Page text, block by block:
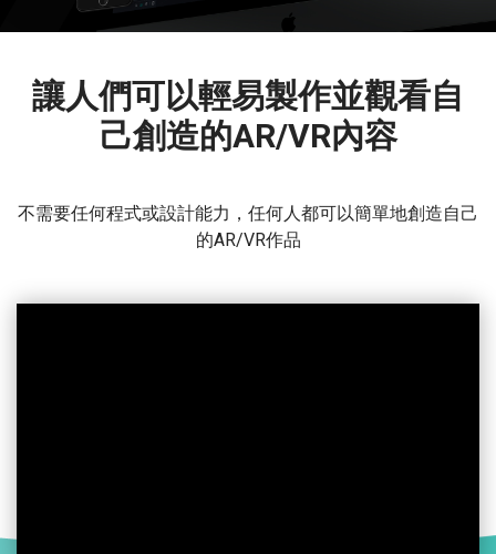
讓人們可以輕易製作並觀看自
己創造的AR/VR內容
不需要任何程式或設計能力，任何人都可以簡單地創造自己
的AR/VR作品